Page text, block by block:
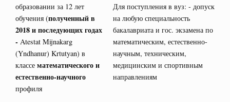
образовании за 12 лет
обучения (полученный в
2018 и последующих годах
- Atestat Mijnakarg
(Yndhanur) Krtutyan) в
классе математического и
естественно-научного
профиля
Для поступления в вуз: - допуск
на любую специальность
бакалавриата и гос. экзамена по
математическим, естественно-
научным, техническим,
медицинским и спортивным
направлениям